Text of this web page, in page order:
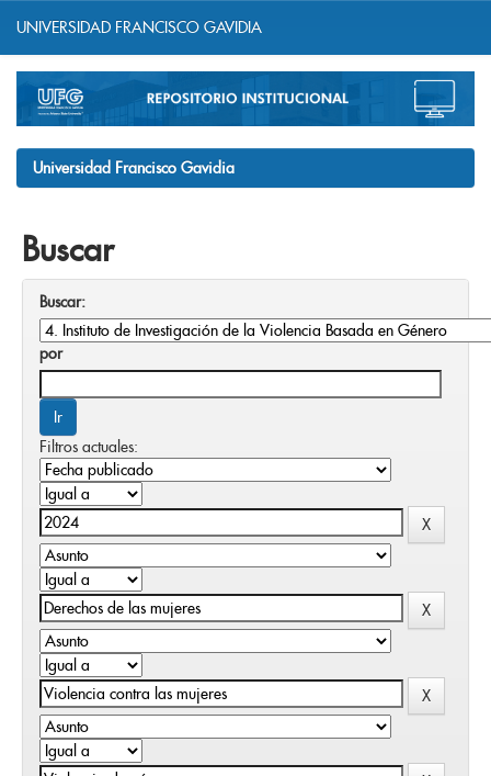
navigation
UNIVERSIDAD FRANCISCO GAVIDIA
Universidad Francisco Gavidia
Buscar
Buscar:
por
Filtros actuales: